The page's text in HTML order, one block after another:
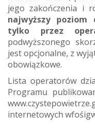
jego zakończenia i
najwyższy poziom
tylko przez
podwyższonego
jest opcjonalne, z
obowiązkowe.
Lista operatorów
Programu
internetowych